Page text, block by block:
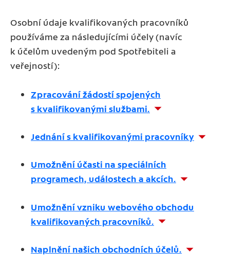
Osobní údaje kvalifikovaných pracovníků
používáme za následujícími účely (navíc
k účelům uvedeným pod Spotřebiteli a
veřejností):
Zpracování žádostí spojených
s kvalifikovanými službami.
Jednání s kvalifikovanými pracovníky
Umožnění účasti na speciálních
programech, událostech a akcích.
Umožnění vzniku webového obchodu
kvalifikovaných pracovníků.
Naplnění našich obchodních účelů.